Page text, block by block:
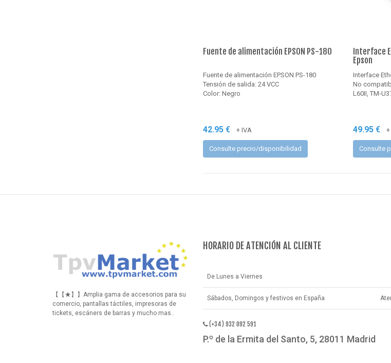
Fuente de alimentación EPSON PS-180
Fuente de alimentación EPSON PS-180
Tensión de salida: 24 VCC
Color: Negro
42.95 € + IVA
Consulte precio/disponibilidad
Interface
Epson
Interface
No
L60II, TM-
49.95 €
Consulte
【【★】】Amplia gama de accesorios para su
comercio, pantallas táctiles, impresoras de
tickets, escáners de barras y mucho mas..
HORARIO DE ATENCIÓN AL CLIENTE
De Lunes a Viernes
Sábados, Domingos y festivos en España
(+34) 932 092 591
P.º de la Ermita del Santo, 5, 28011 Madrid